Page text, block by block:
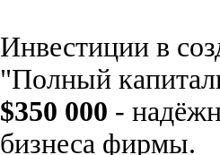
Инвестиции в
"Полный
$350 000 -
бизнеса фирмы.